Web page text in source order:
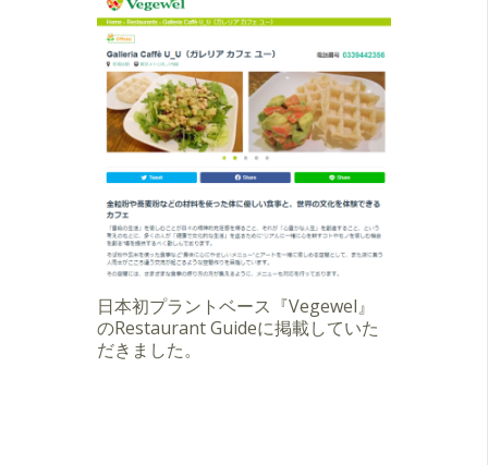
日本初プラントベース『Vegewel』
のRestaurant Guideに掲載していた
だきました。